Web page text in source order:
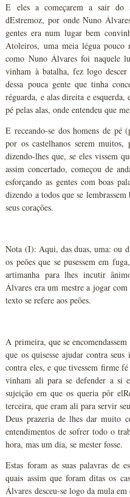
E eles a começarem a sair do
dEstremoz, por onde Nuno
gentes era num lugar bem
Atoleiros, uma meia légua pouco
como Nuno Álvares foi naquele
vinham à batalha, fez logo
dessa pouca gente que tinha
réguarda, e alas direita e
pé pelas alas, onde entendeu que
E receando-se dos homens de pé
por os castelhanos serem muitos,
dizendo-lhes que, se eles vissem
assim concertado, começou de
esforçando as gentes com boas
dizendo a todos que se
seus corações.
Nota (I): Aqui, das duas, uma: ou
os peões que se pusessem em
artimanha para lhes incutir
Álvares era um mestre a jogar com
texto se refere aos peões.
A primeira, que se
que os quisesse ajudar contra
contra eles, e que tivessem firme
vinham ali para se defender a si
sujeição em que os queria pôr
terceira, que eram ali para servir
Deus prazeria de lhes dar muito
entendimentos de sofrer todo o
hora, mas um dia, se mester fosse.
Estas foram as suas palavras de
quais assim que foram ditas os
Álvares desceu-se logo da mula